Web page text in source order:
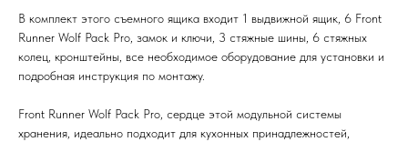
В комплект этого съемного ящика входит 1 выдвижной ящик, 6 Front
Runner Wolf Pack Pro, замок и ключи, 3 стяжные шины, 6 стяжных
колец, кронштейны, все необходимое оборудование для установки и
подробная инструкция по монтажу.
Front Runner Wolf Pack Pro, сердце этой модульной системы
хранения, идеально подходит для кухонных принадлежностей,